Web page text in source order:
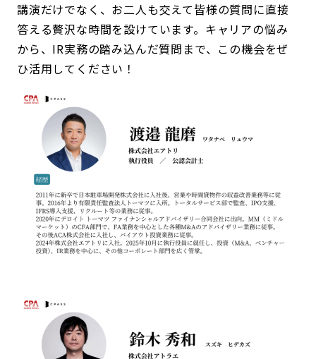
講演だけでなく、お二人も交えて皆様の質問に直接
答える贅沢な時間を設けています。キャリアの悩み
から、IR実務の踏み込んだ質問まで、この機会をぜ
ひ活用してください！